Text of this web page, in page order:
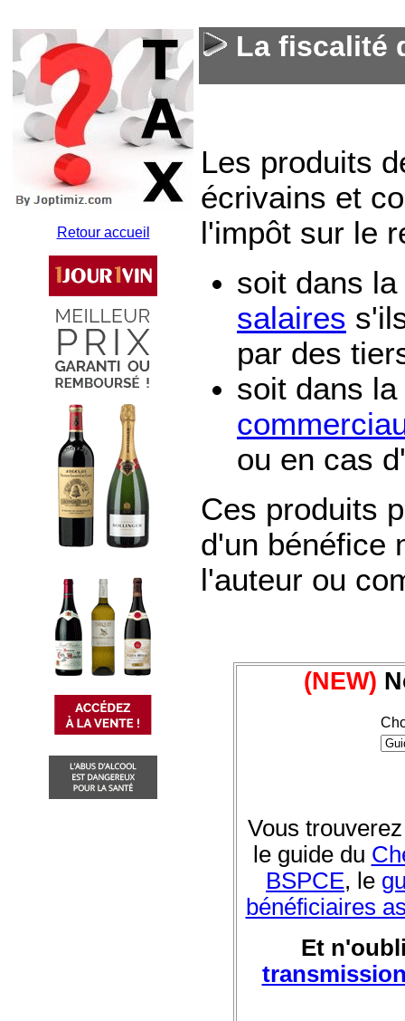
Retour accueil
La fiscalité
Les produits
écrivains et
l'impôt sur le
soit dans
salaires
par des
soit dans
ou en cas
Ces produits
d'un bénéfice
l'auteur ou
(NEW)
Vous
le guide du
BSPCE, le
bénéficiaires
Et